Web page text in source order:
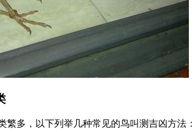
繁多，以下列举几种常见的鸟叫测吉凶方法：